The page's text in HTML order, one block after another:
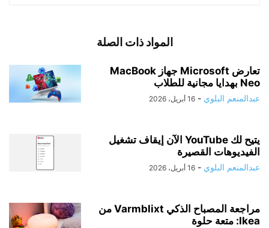
المواد ذات الصلة
تعارض Microsoft جهاز MacBook
Neo بهدايا مجانية للطلاب
عبدالمنعم البلوي - 16 أبريل، 2026
يتيح لك YouTube الآن إيقاف تشغيل
الفيديوهات القصيرة
عبدالمنعم البلوي - 16 أبريل، 2026
مراجعة المصباح الذكي Varmblixt من
Ikea: متعة حلوة